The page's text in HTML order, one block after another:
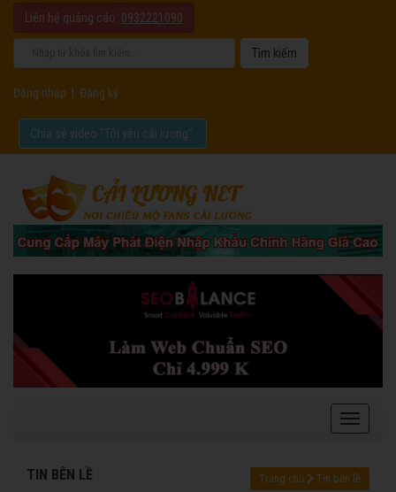
Liên hệ quảng cáo: 0932221090
Đăng nhập Đăng ký
Chia sẻ video "Tôi yêu cải lương".
TIN BÊN LỀ Trang chủ Tin bên lề